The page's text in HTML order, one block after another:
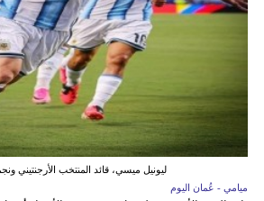
ليونيل ميسي، قائد المنتخب الأرجنتيني
ميامي - عُمان اليوم